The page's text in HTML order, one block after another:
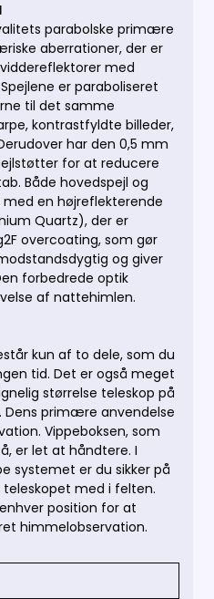
parabolske primære
aberrationer, der er
med
Spejlene er paraboliseret
til det samme
kontrastfyldte billeder,
har den 0,5 mm
for at reducere
Både hovedspejl og
en højreflekterende
Quartz), der er
overcoating, som gør
og giver
forbedrede optik
af nattehimlen.
kun af to dele, som du
tid. Det er også meget
størrelse teleskop på
Dens primære anvendelse
Vippeboksen, som
er let at håndtere. I
systemet er du sikker på
med i felten.
position for at
himmelobservation.